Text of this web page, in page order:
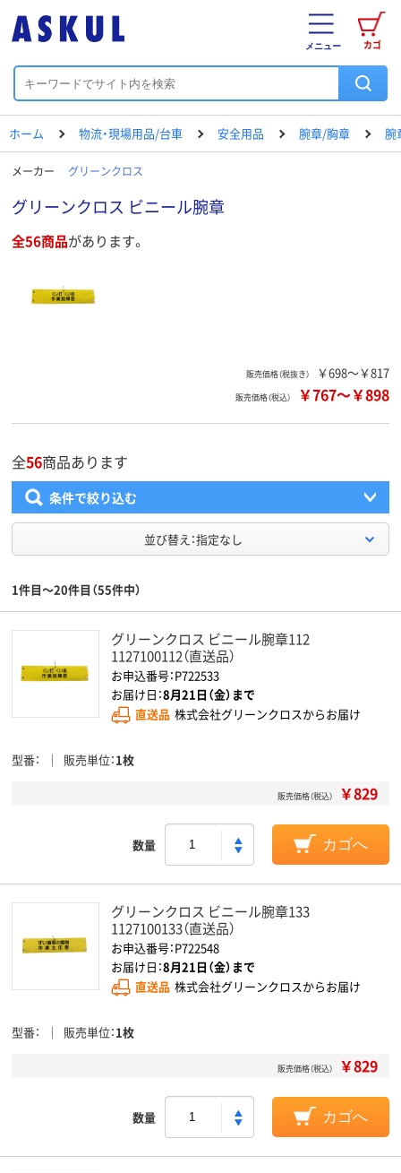
カゴ
メニュー
ホーム 物流・現場用品/台車 安全用品 腕章/胸章 腕
メーカー グリーンクロス
グリーンクロス ビニール腕章
全56商品があります。
販売価格（税抜き） ￥698～￥817
販売価格（税込） ￥767～￥898
全56商品あります
条件で絞り込む
並び替え：指定なし
1件目～20件目（55件中）
グリーンクロス ビニール腕章112
1127100112（直送品）
お申込番号：P722533
お届け日：8月21日（金）まで
直送品 株式会社グリーンクロスからお届け
型番 販売単位 1枚
販売価格（税込） ￥829
数量 カゴへ
グリーンクロス ビニール腕章133
1127100133（直送品）
お申込番号：P722548
お届け日：8月21日（金）まで
直送品 株式会社グリーンクロスからお届け
型番 販売単位 1枚
販売価格（税込） ￥829
数量 カゴへ